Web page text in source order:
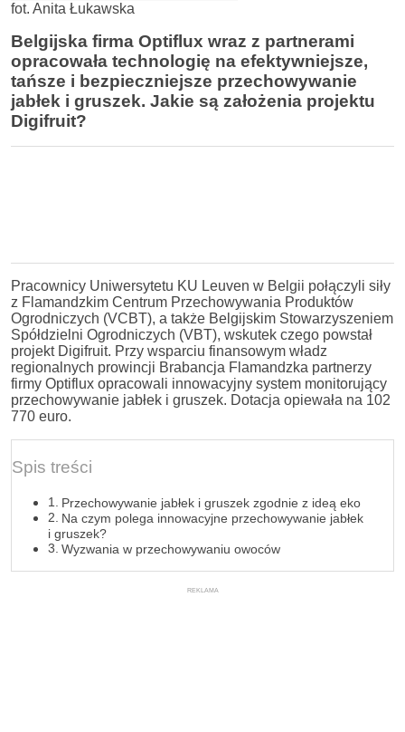
fot. Anita Łukawska
Belgijska firma Optiflux wraz z partnerami
opracowała technologię na efektywniejsze,
tańsze i bezpieczniejsze przechowywanie
jabłek i gruszek. Jakie są założenia projektu
Digifruit?
Pracownicy Uniwersytetu KU Leuven w Belgii połączyli siły
z Flamandzkim Centrum Przechowywania Produktów
Ogrodniczych (VCBT), a także Belgijskim Stowarzyszeniem
Spółdzielni Ogrodniczych (VBT), wskutek czego powstał
projekt Digifruit. Przy wsparciu finansowym władz
regionalnych prowincji Brabancja Flamandzka partnerzy
firmy Optiflux opracowali innowacyjny system monitorujący
przechowywanie jabłek i gruszek. Dotacja opiewała na 102
770 euro.
Spis treści
Przechowywanie jabłek i gruszek zgodnie z ideą eko
Na czym polega innowacyjne przechowywanie jabłek
i gruszek?
Wyzwania w przechowywaniu owoców
REKLAMA